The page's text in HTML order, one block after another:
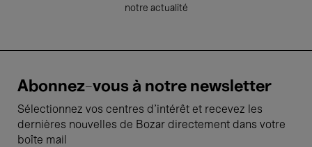
notre actualité
Abonnez-vous à notre newsletter
Sélectionnez vos centres d'intérêt et recevez les
dernières nouvelles de Bozar directement dans votre
boîte mail